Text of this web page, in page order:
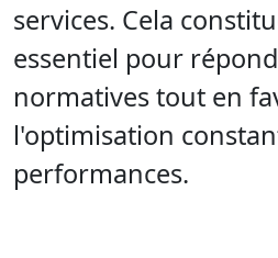
services. Cela
essentiel pour
normatives tout en
l'optimisation
performances.